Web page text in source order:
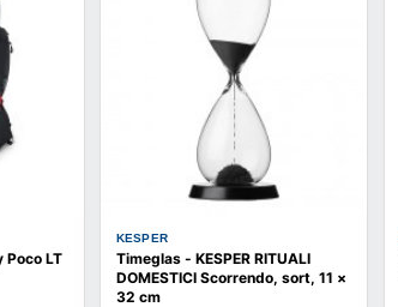
LT
KESPER
Timeglas - KESPER RITUALI
DOMESTICI Scorrendo, sort, 11 ×
32 cm